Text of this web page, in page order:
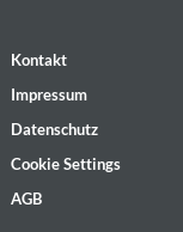
Kontakt
Impressum
Datenschutz
Cookie Settings
AGB